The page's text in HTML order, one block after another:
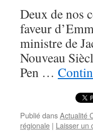
Deux de nos
faveur
ministre de
Nouveau
Pen …
Publié dansActualité
régionale | Laisser un